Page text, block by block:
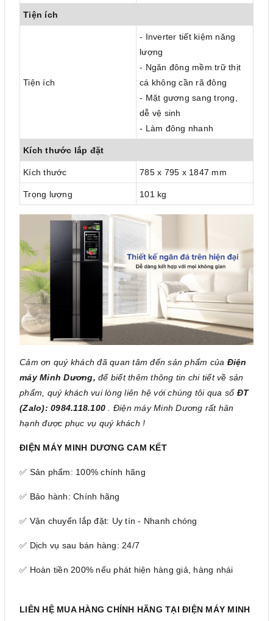
Tiện ích
Tiện ích
- Inverter tiết kiệm năng
lượng
- Ngăn đông mềm trữ thịt
cá không cần rã đông
- Mặt gương sang trọng,
dễ vệ sinh
- Làm đông nhanh
Kích thước lắp đặt
Kích thước 785 x 795 x 1847 mm
Trọng lượng 101 kg
Cảm ơn quý khách đã quan tâm đến sản phẩm của Điện
máy Minh Dương, để biết thêm thông tin chi tiết về sản
phẩm, quý khách vui lòng liên hệ với chúng tôi qua số ĐT
(Zalo): 0984.118.100. Điện máy Minh Dương rất hân
hạnh được phục vụ quý khách !
ĐIỆN MÁY MINH DƯƠNG CAM KẾT
✅ Sản phẩm: 100% chính hãng
✅ Bảo hành: Chính hãng
✅ Vận chuyển lắp đặt: Uy tín - Nhanh chóng
✅ Dịch vụ sau bán hàng: 24/7
✅ Hoàn tiền 200% nếu phát hiện hàng giả, hàng nhái
LIÊN HỆ MUA HÀNG CHÍNH HÃNG TẠI ĐIỆN MÁY MINH